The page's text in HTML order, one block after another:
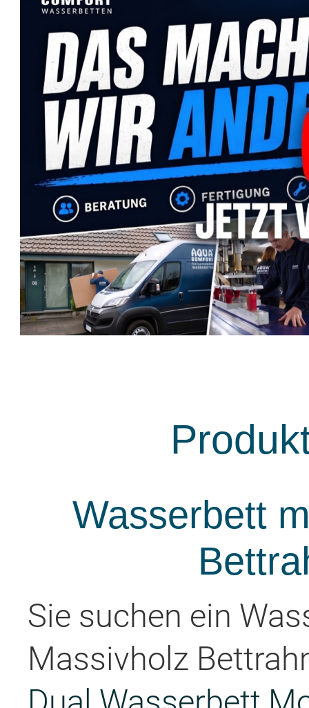
Wasserbett
Sie suchen ein
Massivholz